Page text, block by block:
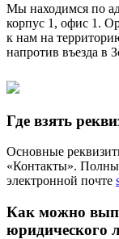
Мы находимся по
корпус 1, офис 1.
к нам на
напротив въезда в
Где взять
Основные
«Контакты».
электронной почте
Как можно
юридического